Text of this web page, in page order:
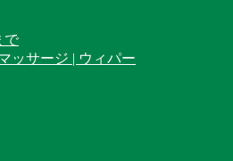
で
ッサージ | ウィパー